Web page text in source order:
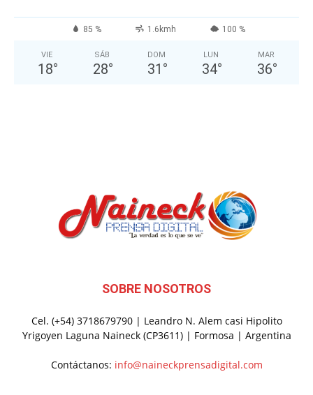
85 % 1.6kmh 100 %
VIE
18°
SÁB
28°
DOM
31 °
LUN
34°
MAR
36°
SOBRE NOSOTROS
Cel. (+54) 3718679790 | Leandro N. Alem casi Hipolito
Yrigoyen Laguna Naineck (CP3611) | Formosa | Argentina
Contáctanos: info@naineckprensadigital.com